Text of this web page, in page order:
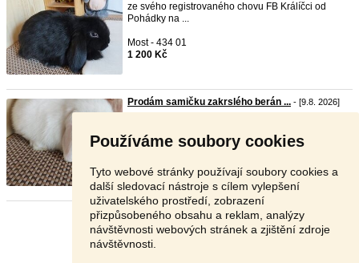
Používáme soubory cookies
Tyto webové stránky používají soubory cookies a
další sledovací nástroje s cílem vylepšení
uživatelského prostředí, zobrazení
přizpůsobeného obsahu a reklam, analýzy
návštěvnosti webových stránek a zjištění zdroje
návštěvnosti.
ze svého registrovaného chovu FB Králíčci od
Pohádky na ...
Most - 434 01
1 200 Kč
Prodám samičku zakrslého berán ... - [9.8. 2026]
1 500 Kč
Stránka: 1 2 3 Další